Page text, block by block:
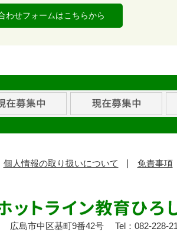
わせフォームはこちらから
個人情報の取り扱いについて 免責事項
広島市中区基町9番42号 Tel：082-228-